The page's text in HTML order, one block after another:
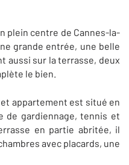
plein centre de Cannes-la-
grande entrée, une belle
aussi sur la terrasse, deux
le bien.
appartement est situé en
de gardiennage, tennis et
en partie abritée, il
avec placards, une